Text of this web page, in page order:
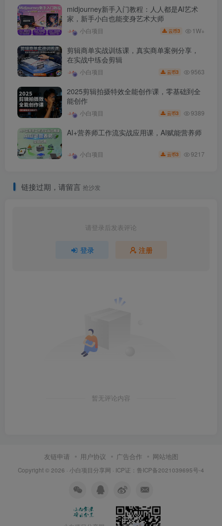
midjourney新手入门教程：人人都是AI艺术
家，新手小白也能变身艺术大师
小白项目 云币3 1W+
剪辑商单实战训练课，真实商单案例分享，
在实战中练会剪辑
小白项目 云币3 9563
2025剪辑拍摄特效全能创作课，零基础到全
能创作
小白项目 云币3 9389
AI+营养师工作流实战应用课，AI赋能营养师
小白项目 云币3 9217
链接过期，请留言 抢沙发
请登录后发表评论
登录 注册
暂无评论内容
友链申请 用户协议 广告合作 网站地图
Copyright © 2026 · 小白项目分享网 · ICP证： 鲁ICP备2021039695号-4